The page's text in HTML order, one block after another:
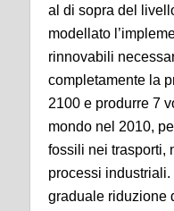
al di sopra del
modellato
rinnovabili
completamente la
2100 e produrre 7
mondo nel 2010,
fossili nei trasporti,
processi
graduale riduzione